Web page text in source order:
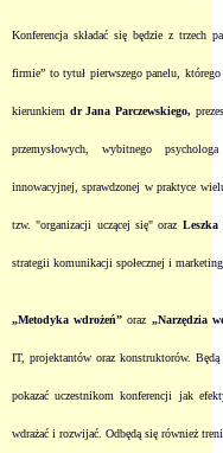
Konferencja składać się będzie z trzech
firmie” to tytuł pierwszego panelu,
kierunkiem dr Jana Parczewskiego,
przemysłowych, wybitnego
innowacyjnej, sprawdzonej w praktyce
tzw. "organizacji uczącej się" oraz Leszka
strategii komunikacji społecznej i
„Metodyka wdrożeń” oraz „Narzędzia
IT, projektantów oraz konstruktorów. Będą
pokazać uczestnikom konferencji jak
wdrażać i rozwijać. Odbędą się również